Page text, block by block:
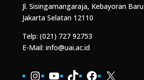
Jl. Sisingamangaraja, Kebayoran Baru
Jakarta Selatan 12110
Telp: (021) 727 92753
E-Mail: info@uai.ac.id
Instagram
YouTube
TikTokFacebook
X